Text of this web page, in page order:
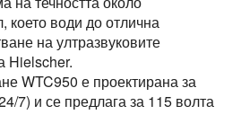
което води до отлична
на ултразвуковите
Hielscher.
WTC950 е проектирана за
7) и се предлага за 115 волта